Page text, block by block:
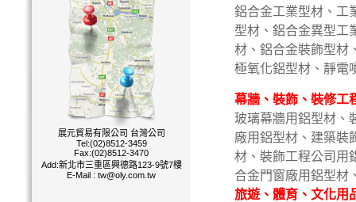
展元貿易有限公司 台灣公司
Tel:(02)8512-3459
Fax:(02)8512-3470
Add:新北市三重區興德路123-9號7樓
E-Mail : tw@oly.com.tw
鋁合金工業型材、工
型材、鋁合金異型工
材、鋁合金裝飾型材
極氧化鋁型材、靜電
幕牆、裝飾、裝修工
玻璃幕牆用鋁型材、
廠用鋁型材、建築裝
材、裝飾工程公司用
合金門窗廠用鋁型材
旅遊、體育、文化用